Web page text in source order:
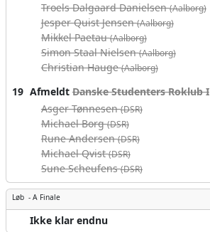
Troels Dalgaard Danielsen(Aalborg)
Jesper Quist Jensen(Aalborg)
Mikkel Paetau(Aalborg)
Simon Staal Nielsen(Aalborg)
Christian Hauge(Aalborg)
19 AfmeldtDanske Studenters Roklub I
Asger Tønnesen(DSR)
Michael Borg(DSR)
Rune Andersen(DSR)
Michael Qvist(DSR)
Sune Scheufens(DSR)
Løb - A Finale
Ikke klar endnu